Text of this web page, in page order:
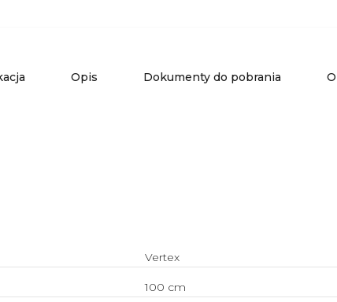
Opis Dokumenty do pobrania
Vertex
100 cm